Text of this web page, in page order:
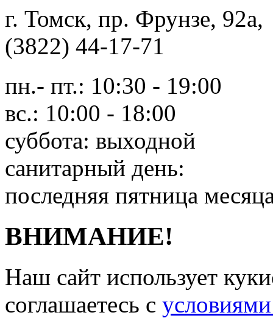
г. Томск, пр. Фрунзе,
(3822) 44-17-71
пн.- пт.: 10:30 - 19:00
вс.: 10:00 - 18:00
суббота: выходной
санитарный день:
последняя пятница
ВНИМАНИЕ!
Наш сайт использует
соглашаетесь c